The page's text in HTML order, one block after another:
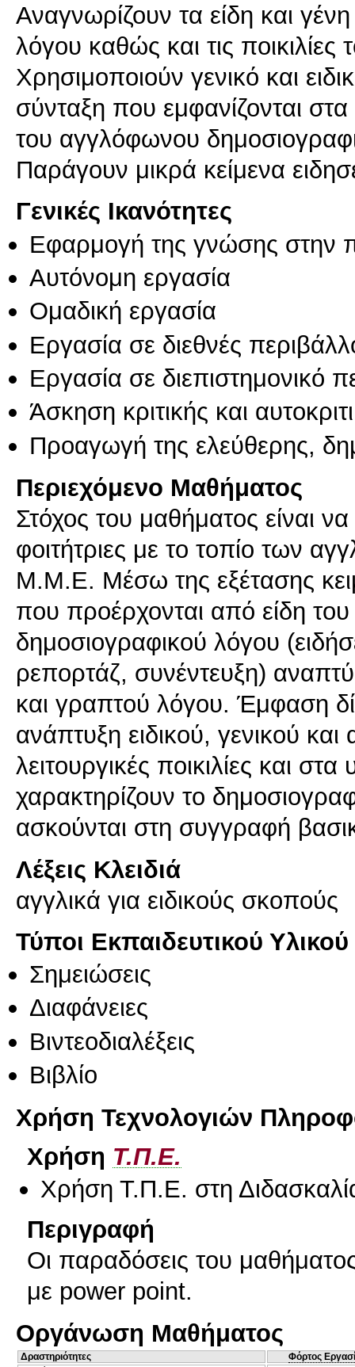
Αναγνωρίζουν τα είδη και
λόγου καθώς και τις ποικιλίες
Χρησιμοποιούν γενικό και
σύνταξη που εμφανίζονται στα
του αγγλόφωνου
Γενικές Ικανότητες
Εφαρμογή της γνώσης στην
Αυτόνομη εργασία
Ομαδική εργασία
Εργασία σε διεθνές
Εργασία σε διεπιστημονικό
Άσκηση κριτικής και
Προαγωγή της ελεύθερης,
Περιεχόμενο Μαθήματος
Στόχος του μαθήματος είναι να
φοιτήτριες με το τοπίο των
Μ.Μ.Ε. Μέσω της εξέτασης
που προέρχονται από είδη
δημοσιογραφικού λόγου
ρεπορτάζ, συνέντευξη)
και γραπτού λόγου. Έμφαση
ανάπτυξη ειδικού, γενικού και
λειτουργικές ποικιλίες και
χαρακτηρίζουν το
ασκούνται στη συγγραφή
Λέξεις Κλειδιά
αγγλικά για ειδικούς σκοπούς
Τύποι Εκπαιδευτικού Υλικού
Σημειώσεις
Διαφάνειες
Βιντεοδιαλέξεις
Βιβλίο
Χρήση Τεχνολογιών
Χρήση Τ.Π.Ε.
Χρήση Τ.Π.Ε. στη
Περιγραφή
Οι παραδόσεις του
με power point.
Οργάνωση Μαθήματος
Δραστηριότητες
Φόρτος